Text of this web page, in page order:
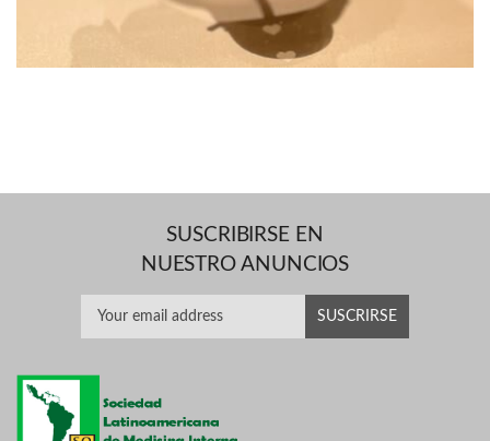
SUSCRIBIRSE EN
NUESTRO ANUNCIOS